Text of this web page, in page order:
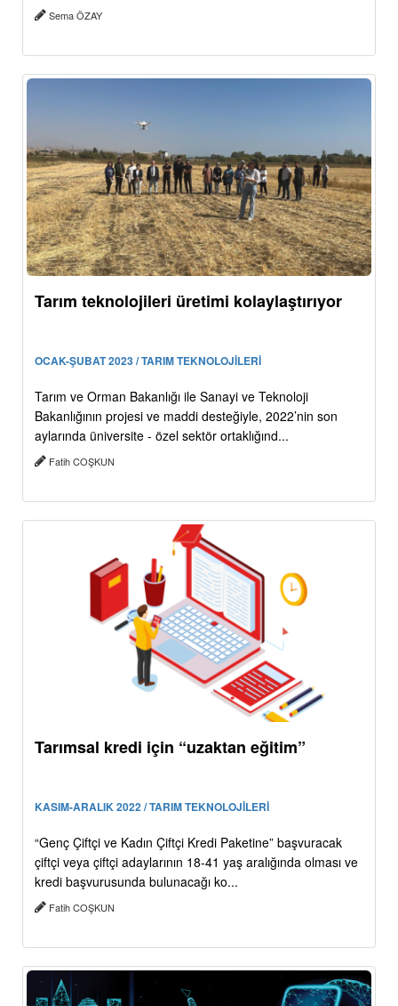
Sema ÖZAY
Tarım teknolojileri üretimi kolaylaştırıyor
OCAK-ŞUBAT 2023 / TARIM TEKNOLOJİLERİ
Tarım ve Orman Bakanlığı ile Sanayi ve Teknoloji
Bakanlığının projesi ve maddi desteğiyle, 2022’nin son
aylarında üniversite - özel sektör ortaklığınd...
Fatih COŞKUN
Tarımsal kredi için “uzaktan eğitim”
KASIM-ARALIK 2022 / TARIM TEKNOLOJİLERİ
“Genç Çiftçi ve Kadın Çiftçi Kredi Paketine” başvuracak
çiftçi veya çiftçi adaylarının 18-41 yaş aralığında olması ve
kredi başvurusunda bulunacağı ko...
Fatih COŞKUN